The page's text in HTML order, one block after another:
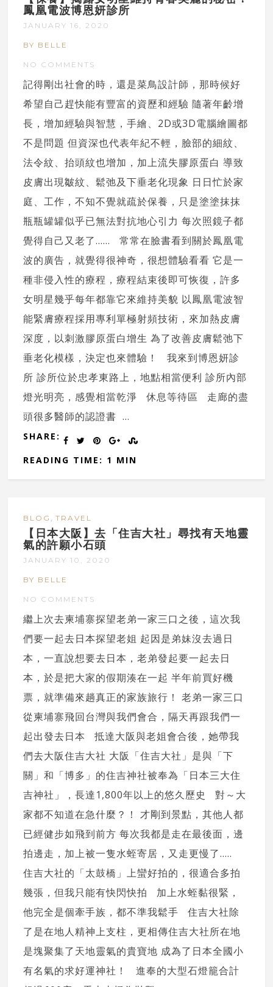
鳳凰電波博恩妍診所
JANUARY 16, 2020
BY BELLE
NO COMMENTS
記得剛出社會的時，還是菜鳥設計師，那時候好
希望自己趕快能有豐富的資歷和經驗 隨著年齡增
長，增加經驗與智慧，手繪、2D或3D電腦繪圖都
不是問題 但資深也代表年紀不輕，臉部的細紋、
法令紋、抬頭紋也增加，加上流失膠原蛋白 導致
皮膚出現皺紋、鬆弛及下垂老化現象 日日忙於家
庭、工作，不知不覺就疏於保養，只是塗塗抹抹
瓶瓶罐罐似乎已無法對抗地心引力 每次照鏡子都
覺得自己又老了...... 常常在臉書看到關於鳳凰電
波的廣告，就覺得很神奇，很想體驗看看 它是一
種非侵入性的療程，療程結束後即可恢復，許多
女明星幾乎每年都靠它來維持美貌 以鳳凰電波智
能緊膚療程採用專利單極射頻技術，來加熱皮膚
深度，以刺激膠原蛋白增生 為了改善皮膚鬆弛下
垂老化模樣，決定也來體驗！ 我來到博恩妍診
所 診所位於忠孝東路上，地點相當便利 診所內部
燈光明亮，感覺相當乾淨 休息等待區 走廊的盡
頭很多醫師的認證書 ...
SHARE:
READING TIME: 1 MIN
BLOG ,TRAVEL
【日本大阪】去「住吉大社」尋找有天地靈
氣的許願小石頭
JANUARY 10, 2020
BY BELLE
NO COMMENTS
繼上次去柬埔寨探望老弟一家三口之後，這次我
們要一起去日本探望老姐 起因是弟妹沒去過日
本，一直說想要去日本，老弟發起要一起去日
本，於是把大家的假期湊在一起 半年前買好機
票，就準備來趟真正的家族旅行！ 老弟一家三口
從柬埔寨飛回台灣與我們會合，隔天再跟我們一
起出發去日本 抵達大阪與老姐會合後，她帶我
們去大阪住吉大社 大阪「住吉大社」是與「下
關」和「博多」的住吉神社被奉為「日本三大住
吉神社」，長達1,800年以上的悠久歷史 對～大
家都不知道在急什麼？！ 才剛到景點，其他人都
已經健步如飛到前方 每次我都是走在最後面，邊
拍邊走，加上被一隻水蛭寄居，又走更慢了.....
住吉大社的「太鼓橋」上蠻好拍的，很適合多拍
幾張，但我只能有快閃快拍 加上水蛭黏很緊，
他完全是個牽手族，都不準我鬆手 住吉大社除
了是在地人精神上支柱，更相傳住吉大社所在地
是塊聚集了天地靈氣的貴寶地 成為了日本全國小
有名氣的求好運神社！ 進奉的大型石燈籠合計